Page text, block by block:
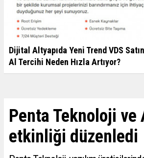
Dijital Altyapıda Yeni Trend VDS Satın
Al Tercihi Neden Hızla Artıyor?
Penta Teknoloji
etkinliği düzenledi